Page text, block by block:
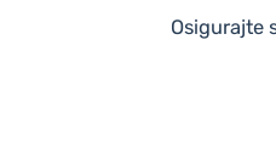
Osigurajte